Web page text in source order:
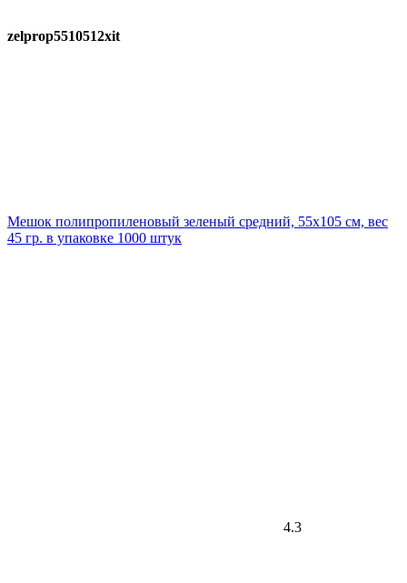
zelprop5510512xit
Мешок полипропиленовый зеленый средний, 55х105 см, вес
45 гр. в упаковке 1000 штук
4.3